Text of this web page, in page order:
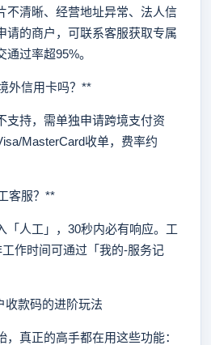
清晰、经营地址异常、法人信
请的商户，可联系客服获取专属
过率超95%。
信用卡吗？**
持，需单独申请跨境支付资
MasterCard收单，费率约
客服？**
人工」，30秒内必有响应。工
作时间可通过「我的-服务记
款码的进阶玩法
真正的高手都在用这些功能：